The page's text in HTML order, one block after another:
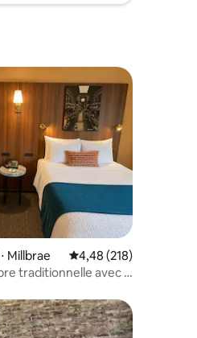
de 61 commentaires : 4,77 sur 5
Millbrae Évaluation moyenne
4,48 (218)
traditionnelle avec 2